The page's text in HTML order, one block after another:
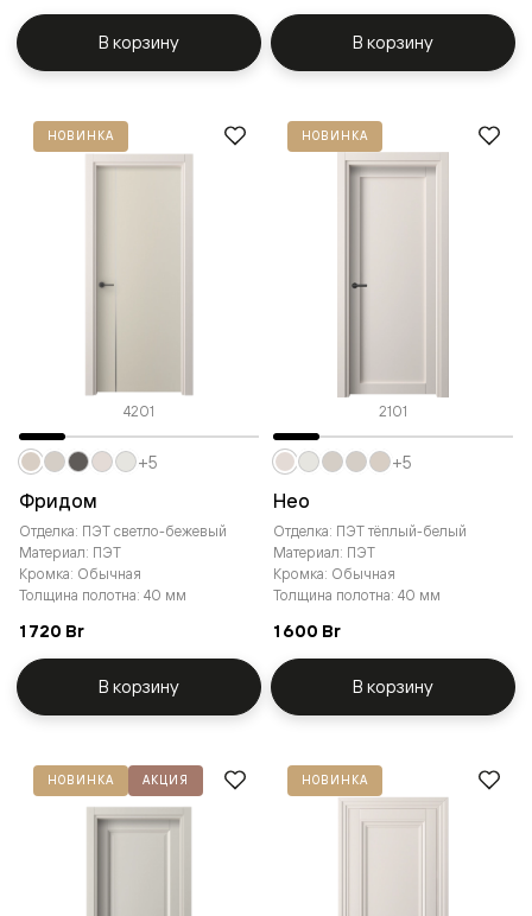
В корзину В корзину
НОВИНКА
4201
Фридом
Отделка: ПЭТ светло-бежевый
Материал: ПЭТ
Кромка: Обычная
Толщина полотна: 40 мм
1 720 Br
+5
В корзину
НОВИНКА
2101
Нео
Отделка: ПЭТ тёплый-белый
Материал: ПЭТ
Кромка: Обычная
Толщина полотна: 40 мм
1 600 Br
+5
В корзину
НОВИНКА АКЦИЯ НОВИНКА